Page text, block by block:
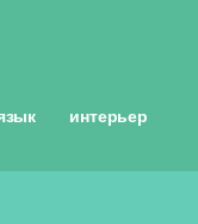
интерьер